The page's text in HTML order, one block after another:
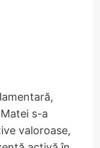
s-a
valoroase,